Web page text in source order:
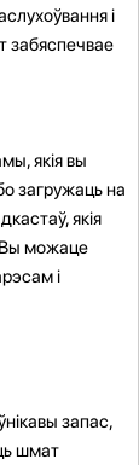
і
забяспечвае
якія вы
загружаць на
якія
Вы можаце
і
запас,
шмат